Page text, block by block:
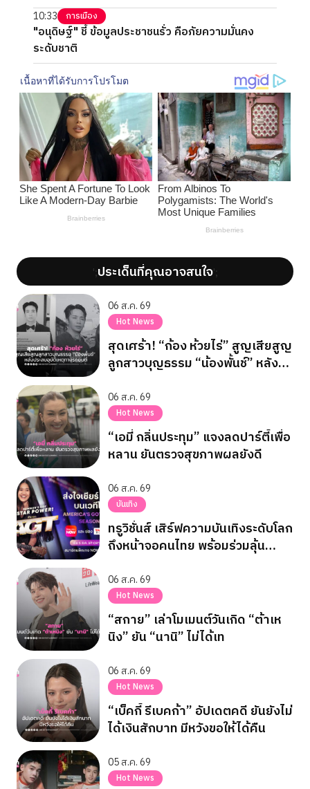
10:33 การเมือง
"อนุดิษฐ์" ชี้ ข้อมูลประชาชนรั่ว คือภัยความมั่นคง
ระดับชาติ
';ประเด็นที่คุณอาจสนใจ';
06 ส.ค. 69
Hot News
สุดเศร้า! “ก้อง ห้วยไร่” สูญเสียสูญ
ลูกสาวบุญธรรม “น้องพั้นช์” หลัง
06 ส.ค. 69
Hot News
“เอมี่ กลิ่นประทุม” แจงลดปาร์ตี้เพื่อ
หลาน ยันตรวจสุขภาพผลยังดี
06 ส.ค. 69
บันเทิง
ทรูวิชั่นส์ เสิร์ฟความบันเทิงระดับโลก
ถึงหน้าจอคนไทย พร้อมร่วมลุ้น
TALENT SEASON 21
06 ส.ค. 69
Hot News
“สกาย” เล่าโมเมนต์วันเกิด “ต้าเห
นิง” ยัน “นานิ” ไม่ได้เท
06 ส.ค. 69
Hot News
“เบ็คกี้ รีเบคก้า” อัปเดตคดี ยันยังไม่
ได้เงินสักบาท มีหวังขอให้ได้คืน
05 ส.ค. 69
Hot News